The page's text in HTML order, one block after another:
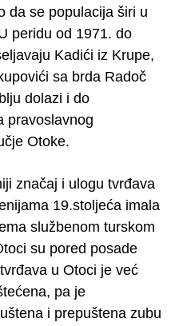
da se populacija širi u
peridu od 1971. do
Kadići iz Krupe,
sa brda Radoč
dolazi i do
pravoslavnog
Otoke.
značaj i ulogu tvrđava
19.stoljeća imala
službenom turskom
su pored posade
u Otoci je već
pa je
i prepuštena zubu